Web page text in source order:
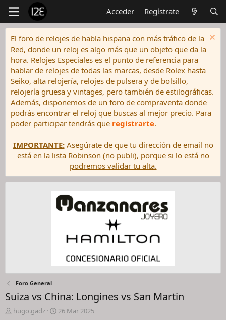
Acceder Regístrate
El foro de relojes de habla hispana con más tráfico de la
Red, donde un reloj es algo más que un objeto que da la
hora. Relojes Especiales es el punto de referencia para
hablar de relojes de todas las marcas, desde Rolex hasta
Seiko, alta relojería, relojes de pulsera y de bolsillo,
relojería gruesa y vintages, pero también de estilográficas.
Además, disponemos de un foro de compraventa donde
podrás encontrar el reloj que buscas al mejor precio. Para
poder participar tendrás que registrarte.
IMPORTANTE:Asegúrate de que tu dirección de email no
está en la lista Robinson (no publi), porque si lo está no
podremos validar tu alta.
Foro General
Suiza vs China: Longines vs San Martin
Ihugo.gadz
F
26 Mar 2025